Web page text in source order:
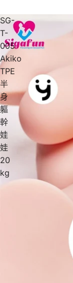
SG-
T-
005
Akiko
TPE
半
身
軀
幹
娃
娃
20
kg